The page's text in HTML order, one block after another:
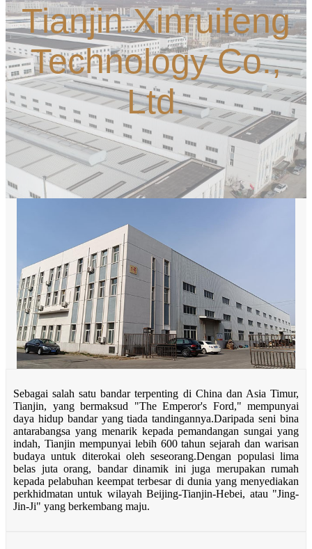
Tianjin Xinruifeng
Technology Co.,
Ltd.
Sebagai salah satu bandar terpenting di China dan Asia Timur,
Tianjin, yang bermaksud "The Emperor's Ford," mempunyai
daya hidup bandar yang tiada tandingannya.Daripada seni bina
antarabangsa yang menarik kepada pemandangan sungai yang
indah, Tianjin mempunyai lebih 600 tahun sejarah dan warisan
budaya untuk diterokai oleh seseorang.Dengan populasi lima
belas juta orang, bandar dinamik ini juga merupakan rumah
kepada pelabuhan keempat terbesar di dunia yang menyediakan
perkhidmatan untuk wilayah Beijing-Tianjin-Hebei, atau "Jing-
Jin-Ji" yang berkembang maju.